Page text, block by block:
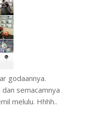
godaannya.
semacamnya
melulu. Hhhh..